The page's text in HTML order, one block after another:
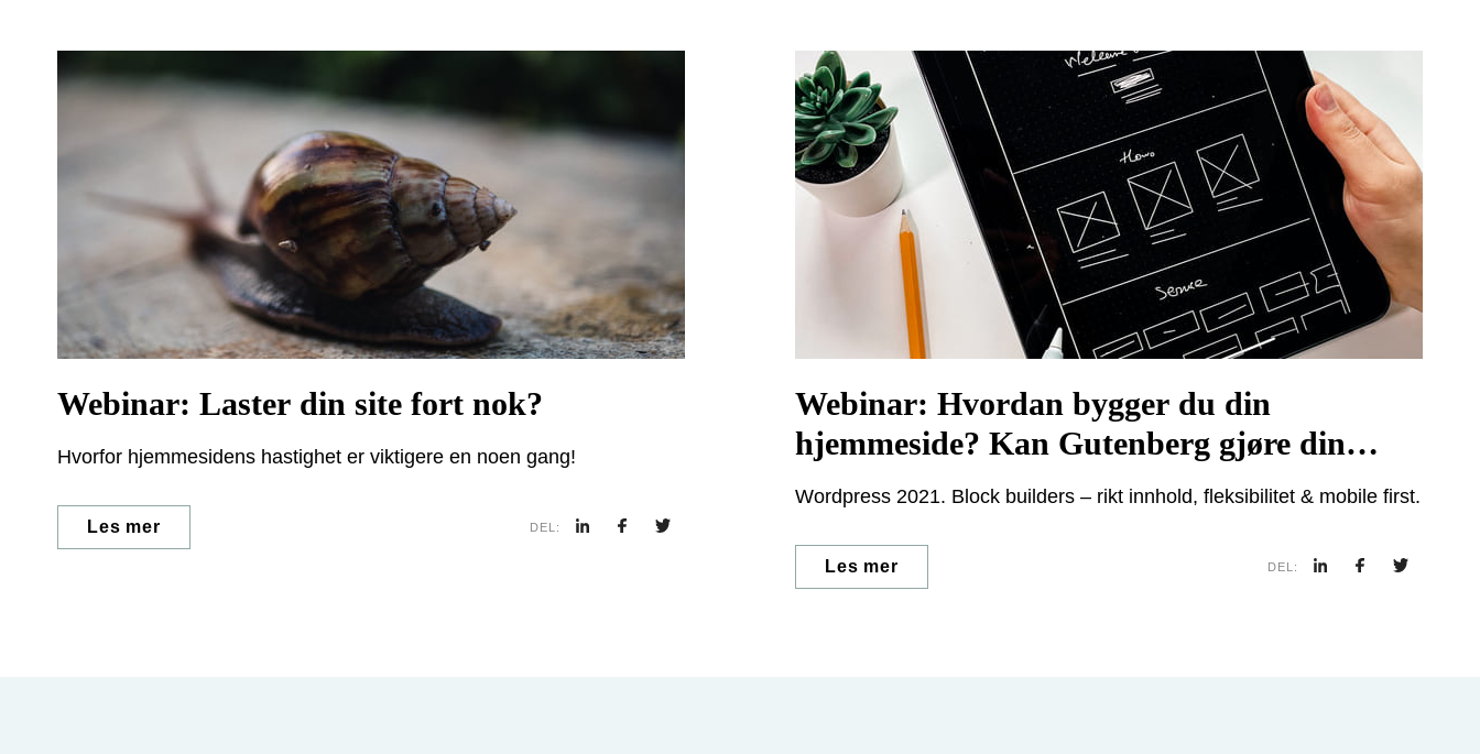
Webinar: Laster din site fort nok?
Hvorfor hjemmesidens hastighet er viktigere en noen gang!
Les mer DEL:
Webinar: Hvordan bygger du din
hjemmeside? Kan Gutenberg gjøre din
hverdag lettere, og din web bedre?
Wordpress 2021. Block builders – rikt innhold, fleksibilitet & mobile first.
Les mer DEL: